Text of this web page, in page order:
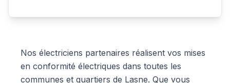
Nos électriciens partenaires réalisent vos mises
en conformité électriques dans toutes les
communes et quartiers de Lasne. Que vous